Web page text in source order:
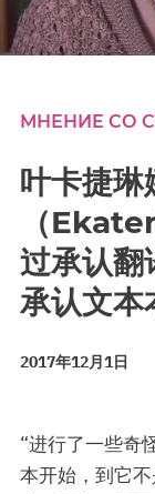
seconds
МНЕНИЕ СО
叶卡捷琳
（
过承认翻
承认文本
2017年12月1日
“进行了一些奇
本开始，到它